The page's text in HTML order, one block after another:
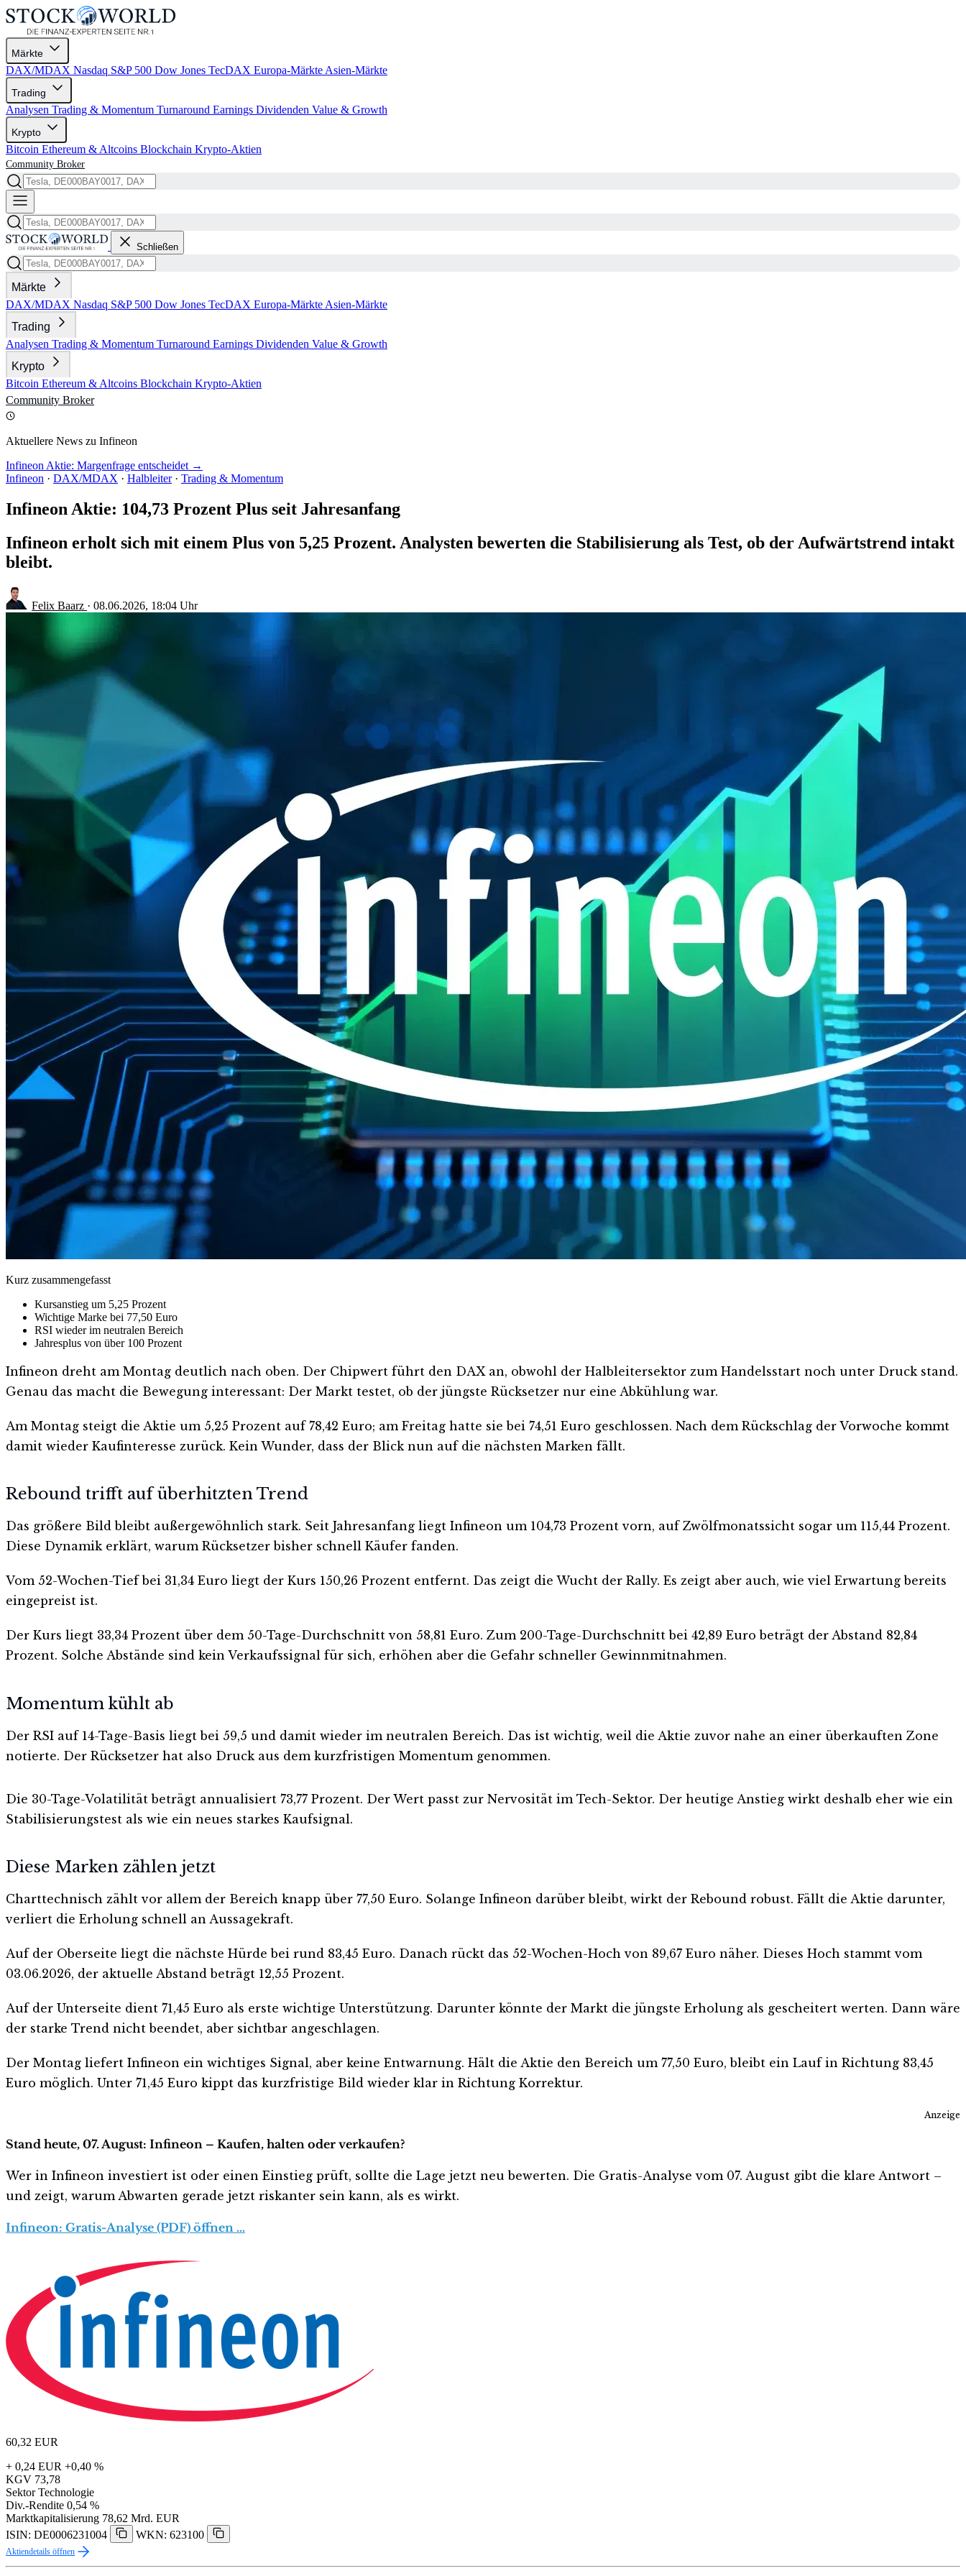
Märkte
DAX/MDAX Nasdaq S&P 500 Dow Jones TecDAX Europa-Märkte Asien-Märkte
Trading
Analysen Trading & Momentum Turnaround Earnings Dividenden Value & Growth
Krypto
Bitcoin Ethereum & Altcoins Blockchain Krypto-Aktien
Community Broker
Schließen
Märkte
DAX/MDAX Nasdaq S&P 500 Dow Jones TecDAX Europa-Märkte Asien-Märkte
Trading
Analysen Trading & Momentum Turnaround Earnings Dividenden Value & Growth
Krypto
Bitcoin Ethereum & Altcoins Blockchain Krypto-Aktien
Community Broker
Aktuellere News zu Infineon
Infineon Aktie: Margenfrage entscheidet →
Infineon · DAX/MDAX · Halbleiter · Trading & Momentum
Infineon Aktie: 104,73 Prozent Plus seit Jahresanfang
Infineon erholt sich mit einem Plus von 5,25 Prozent. Analysten bewerten die Stabilisierung als Test, ob der Aufwärtstrend intakt
bleibt.
Felix Baarz · 08.06.2026, 18:04 Uhr
Kurz zusammengefasst
Kursanstieg um 5,25 Prozent
Wichtige Marke bei 77,50 Euro
RSI wieder im neutralen Bereich
Jahresplus von über 100 Prozent
Infineon dreht am Montag deutlich nach oben. Der Chipwert führt den DAX an, obwohl der Halbleitersektor zum Handelsstart noch unter Druck stand.
Genau das macht die Bewegung interessant: Der Markt testet, ob der jüngste Rücksetzer nur eine Abkühlung war.
Am Montag steigt die Aktie um 5,25 Prozent auf 78,42 Euro; am Freitag hatte sie bei 74,51 Euro geschlossen. Nach dem Rückschlag der Vorwoche kommt
damit wieder Kaufinteresse zurück. Kein Wunder, dass der Blick nun auf die nächsten Marken fällt.
Rebound trifft auf überhitzten Trend
Das größere Bild bleibt außergewöhnlich stark. Seit Jahresanfang liegt Infineon um 104,73 Prozent vorn, auf Zwölfmonatssicht sogar um 115,44 Prozent.
Diese Dynamik erklärt, warum Rücksetzer bisher schnell Käufer fanden.
Vom 52-Wochen-Tief bei 31,34 Euro liegt der Kurs 150,26 Prozent entfernt. Das zeigt die Wucht der Rally. Es zeigt aber auch, wie viel Erwartung bereits
eingepreist ist.
Der Kurs liegt 33,34 Prozent über dem 50-Tage-Durchschnitt von 58,81 Euro. Zum 200-Tage-Durchschnitt bei 42,89 Euro beträgt der Abstand 82,84
Prozent. Solche Abstände sind kein Verkaufssignal für sich, erhöhen aber die Gefahr schneller Gewinnmitnahmen.
Momentum kühlt ab
Der RSI auf 14-Tage-Basis liegt bei 59,5 und damit wieder im neutralen Bereich. Das ist wichtig, weil die Aktie zuvor nahe an einer überkauften Zone
notierte. Der Rücksetzer hat also Druck aus dem kurzfristigen Momentum genommen.
Die 30-Tage-Volatilität beträgt annualisiert 73,77 Prozent. Der Wert passt zur Nervosität im Tech-Sektor. Der heutige Anstieg wirkt deshalb eher wie ein
Stabilisierungstest als wie ein neues starkes Kaufsignal.
Diese Marken zählen jetzt
Charttechnisch zählt vor allem der Bereich knapp über 77,50 Euro. Solange Infineon darüber bleibt, wirkt der Rebound robust. Fällt die Aktie darunter,
verliert die Erholung schnell an Aussagekraft.
Auf der Oberseite liegt die nächste Hürde bei rund 83,45 Euro. Danach rückt das 52-Wochen-Hoch von 89,67 Euro näher. Dieses Hoch stammt vom
03.06.2026, der aktuelle Abstand beträgt 12,55 Prozent.
Auf der Unterseite dient 71,45 Euro als erste wichtige Unterstützung. Darunter könnte der Markt die jüngste Erholung als gescheitert werten. Dann wäre
der starke Trend nicht beendet, aber sichtbar angeschlagen.
Der Montag liefert Infineon ein wichtiges Signal, aber keine Entwarnung. Hält die Aktie den Bereich um 77,50 Euro, bleibt ein Lauf in Richtung 83,45
Euro möglich. Unter 71,45 Euro kippt das kurzfristige Bild wieder klar in Richtung Korrektur.
Anzeige
Stand heute, 07. August: Infineon – Kaufen, halten oder verkaufen?
Wer in Infineon investiert ist oder einen Einstieg prüft, sollte die Lage jetzt neu bewerten. Die Gratis-Analyse vom 07. August gibt die klare Antwort –
und zeigt, warum Abwarten gerade jetzt riskanter sein kann, als es wirkt.
Infineon: Gratis-Analyse (PDF) öffnen …
60,32 EUR
+ 0,24 EUR +0,40 %
KGV 73,78
Sektor Technologie
Div.-Rendite 0,54 %
Marktkapitalisierung 78,62 Mrd. EUR
ISIN: DE0006231004
WKN: 623100
Aktiendetails öffnen